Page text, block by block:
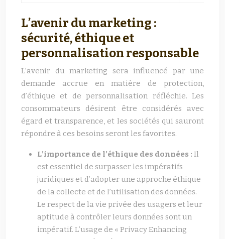
L’avenir du marketing :
sécurité, éthique et
personnalisation responsable
L’avenir du marketing sera influencé par une
demande accrue en matière de protection,
d’éthique et de personnalisation réfléchie. Les
consommateurs désirent être considérés avec
égard et transparence, et les sociétés qui sauront
répondre à ces besoins seront les favorites.
L’importance de l’éthique des données : Il
est essentiel de surpasser les impératifs
juridiques et d’adopter une approche éthique
de la collecte et de l’utilisation des données.
Le respect de la vie privée des usagers et leur
aptitude à contrôler leurs données sont un
impératif. L’usage de « Privacy Enhancing